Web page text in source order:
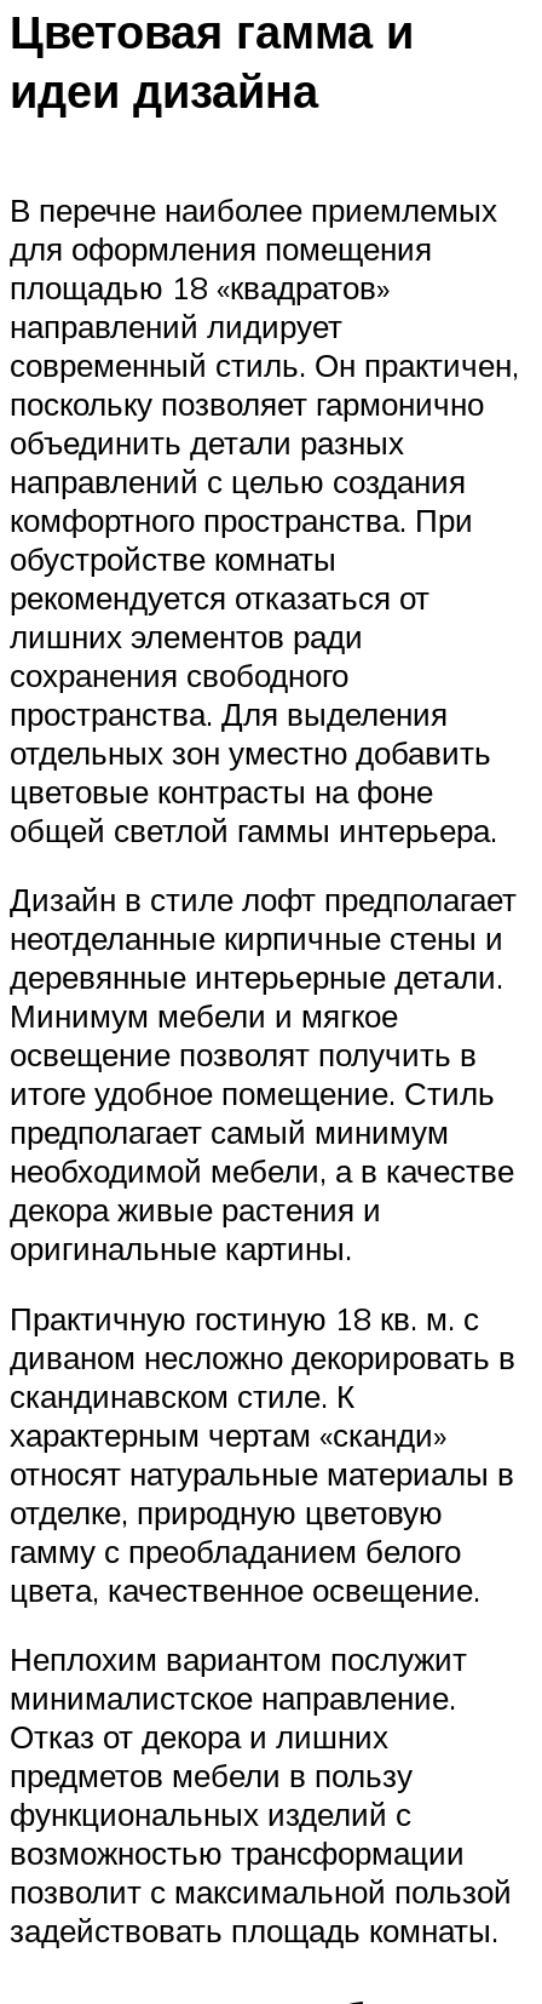
Цветовая гамма и
идеи дизайна
В перечне наиболее приемлемых
для оформления помещения
площадью 18 «квадратов»
направлений лидирует
современный стиль. Он практичен,
поскольку позволяет гармонично
объединить детали разных
направлений с целью создания
комфортного пространства. При
обустройстве комнаты
рекомендуется отказаться от
лишних элементов ради
сохранения свободного
пространства. Для выделения
отдельных зон уместно добавить
цветовые контрасты на фоне
общей светлой гаммы интерьера.
Дизайн в стиле лофт предполагает
неотделанные кирпичные стены и
деревянные интерьерные детали.
Минимум мебели и мягкое
освещение позволят получить в
итоге удобное помещение. Стиль
предполагает самый минимум
необходимой мебели, а в качестве
декора живые растения и
оригинальные картины.
Практичную гостиную 18 кв. м. с
диваном несложно декорировать в
скандинавском стиле. К
характерным чертам «сканди»
относят натуральные материалы в
отделке, природную цветовую
гамму с преобладанием белого
цвета, качественное освещение.
Неплохим вариантом послужит
минималистское направление.
Отказ от декора и лишних
предметов мебели в пользу
функциональных изделий с
возможностью трансформации
позволит с максимальной пользой
задействовать площадь комнаты.